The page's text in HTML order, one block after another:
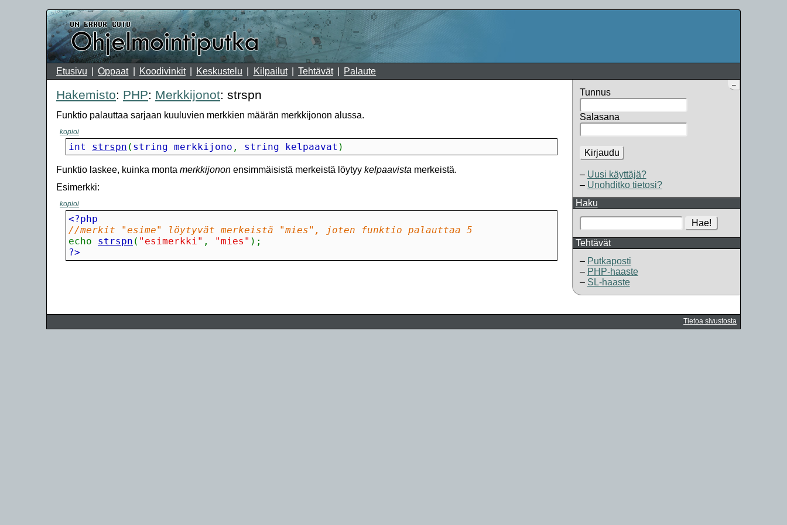
Etusivu Oppaat Koodivinkit Keskustelu Kilpailut Tehtävät Palaute
–
Tunnus
Salasana
Kirjaudu
Uusi käyttäjä?
Unohditko tietosi?
Haku
Hae!
Tehtävät
Putkaposti
PHP-haaste
SL-haaste
Hakemisto: PHP: Merkkijonot: strspn
Funktio palauttaa sarjaan kuuluvien merkkien määrän merkkijonon alussa.
kopioi
int strspn ( string merkkijono , string kelpaavat )
Funktio laskee, kuinka monta merkkijonon ensimmäisistä merkeistä löytyy kelpaavista merkeistä.
Esimerkki:
kopioi
//merkit "esime" löytyvät merkeistä "mies", joten funktio palauttaa 5
echo
strspn ( "esimerkki" , "mies" ) ;
?>
Tietoa sivustosta